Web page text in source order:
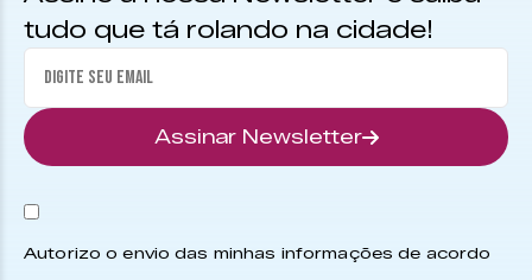
tudo que tá rolando na cidade!
Assinar Newsletter
Autorizo o envio das minhas informações de acordo